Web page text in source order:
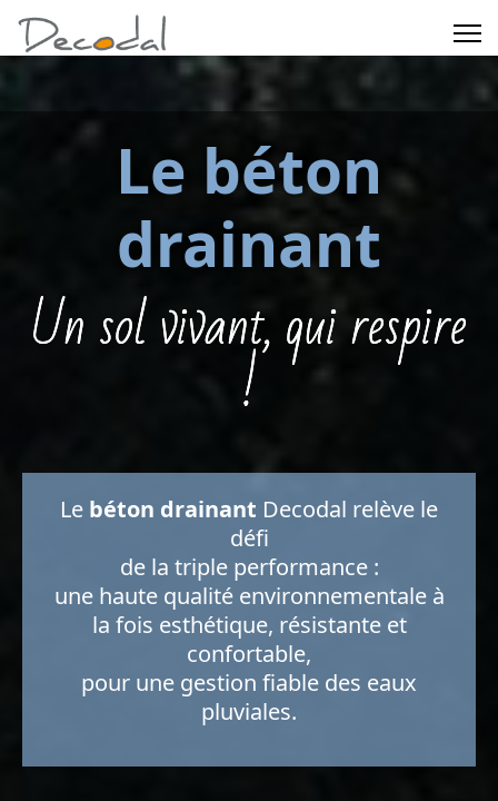
Le béton
drainant
Un sol vivant, qui respire
!
Le béton drainant Decodal relève le
défi
de la triple performance :
une haute qualité environnementale à
la fois esthétique, résistante et
confortable,
pour une gestion fiable des eaux
pluviales.